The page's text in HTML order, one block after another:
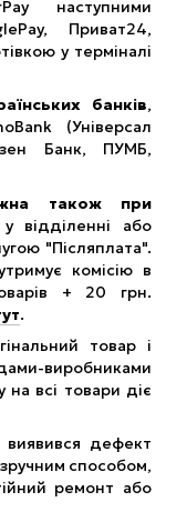
наступними
Приват24,
у терміналі
банків,
(Універсал
Банк, ПУМБ,
також при
у відділенні або
"Післяплата".
комісію в
+ 20 грн.
.
товар і
виробниками
всі товари діє
виявився дефект
способом,
ремонт або